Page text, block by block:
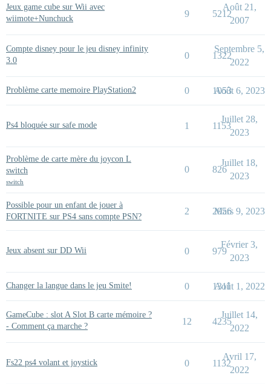
Jeux game cube sur Wii avec
wiimote+Nunchuck
9 5212
Août 21,
2007
Compte disney pour le jeu disney infinity
3.0
0 1322
Septembre 5,
2022
Problème carte memoire PlayStation2 0 1053
Août 6, 2023
Ps4 bloquée sur safe mode 1 1153
Juillet 28,
2023
Problème de carte mère du joycon L
switch
switch
0 826
Juillet 18,
2023
Possible pour un enfant de jouer à
FORTNITE sur PS4 sans compte PSN?
2 2956
Mars 9, 2023
Jeux absent sur DD Wii 0 979
Février 3,
2023
Changer la langue dans le jeu Smite! 0 1311
Août 1, 2022
GameCube : slot A Slot B carte mémoire ?
- Comment ça marche ?
12 4235
Juillet 14,
2022
Fs22 ps4 volant et joystick 0 1132
Avril 17,
2022